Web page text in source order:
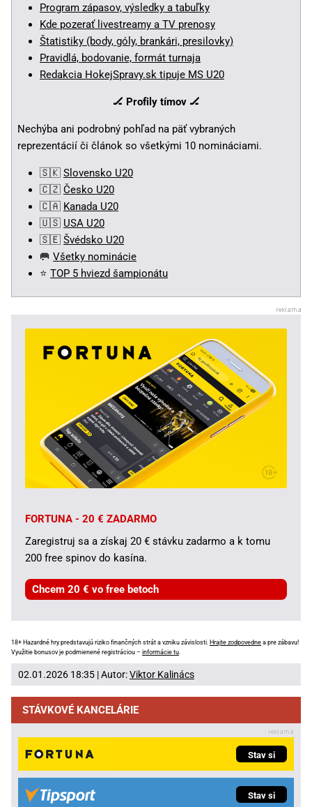
Program zápasov, výsledky a tabuľky
Kde pozerať livestreamy a TV prenosy
Štatistiky (body, góly, brankári, presilovky)
Pravidlá, bodovanie, formát turnaja
Redakcia HokejSpravy.sk tipuje MS U20
🏒 Profily tímov 🏒
Nechýba ani podrobný pohľad na päť vybraných
reprezentácií či článok so všetkými 10 nomináciami.
🇸🇰 Slovensko U20
🇨🇿 Česko U20
🇨🇦 Kanada U20
🇺🇸 USA U20
🇸🇪 Švédsko U20
🥅 Všetky nominácie
⭐ TOP 5 hviezd šampionátu
FORTUNA - 20 € ZADARMO
Zaregistruj sa a získaj 20 € stávku zadarmo a k tomu
200 free spinov do kasína.
Chcem 20 € vo free betoch
18+ Hazardné hry predstavujú riziko finančných strát a vzniku závislosti. Hrajte zodpovedne a pre zábavu!
Využitie bonusov je podmienené registráciou – informácie tu.
02.01.2026 18:35 | Autor:Viktor Kalinács
STÁVKOVÉ KANCELÁRIE
Stav si
Stav si